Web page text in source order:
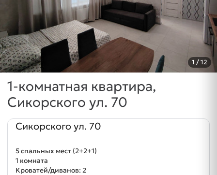
1 / 12
1-комнатная квартира,
Сикорского ул. 70
Сикорского ул. 70
5 спальных мест (2+2+1)
1 комната
Кроватей/диванов: 2